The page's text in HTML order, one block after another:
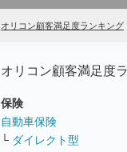
オリコン顧客満足度ランキング
オリコン顧客満足度
保険
自動車保険
└ ダイレクト型